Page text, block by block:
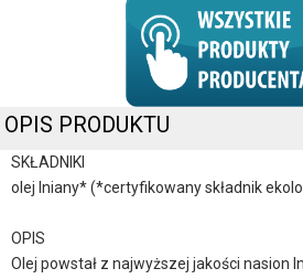
OPIS PRODUKTU
SKŁADNIKI
olej lniany* (*certyfikowany składnik
OPIS
Olej powstał z najwyższej jakości nasion